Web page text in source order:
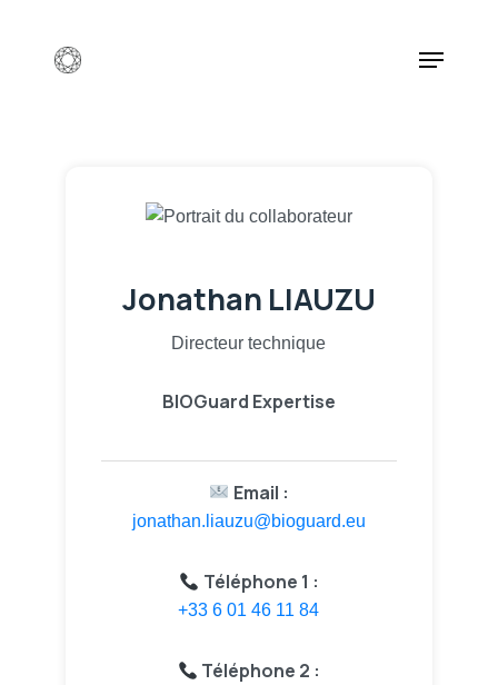
Menu
Jonathan LIAUZU
Directeur technique
BIOGuard Expertise
Email :
jonathan.liauzu@bioguard.eu
Téléphone 1 :
+33 6 01 46 11 84
Téléphone 2 :